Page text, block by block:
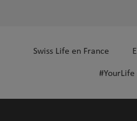
Swiss Life en France
#YourLife